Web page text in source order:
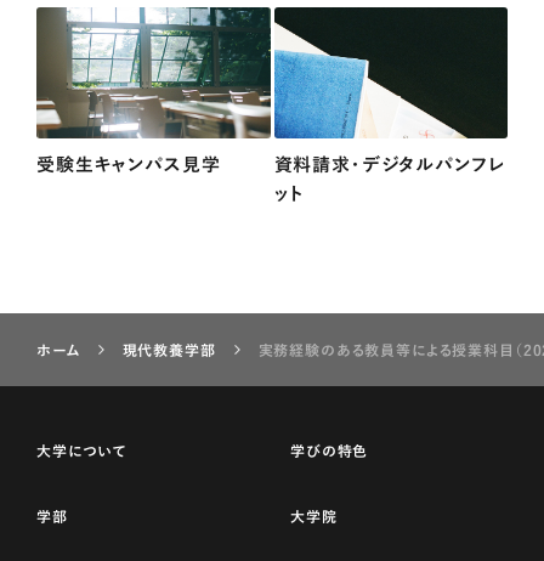
受験生キャンパス見学
資料請求・デジタルパンフレ
ット
ホーム 現代教養学部 実務経験のある教員等による授業科目（
大学について 学びの特色
学部 大学院